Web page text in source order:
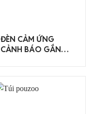
ĐÈN CẢM ỨNG
CẢNH BÁO GẮN